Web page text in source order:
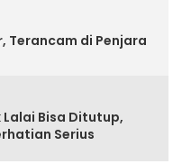
Terancam di Penjara
Bisa Ditutup,
Serius